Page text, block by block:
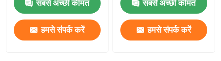
सबसे अच्छी कीमत
हमसे संपर्क करें
सबसे अच्छी कीमत
हमसे संपर्क करें